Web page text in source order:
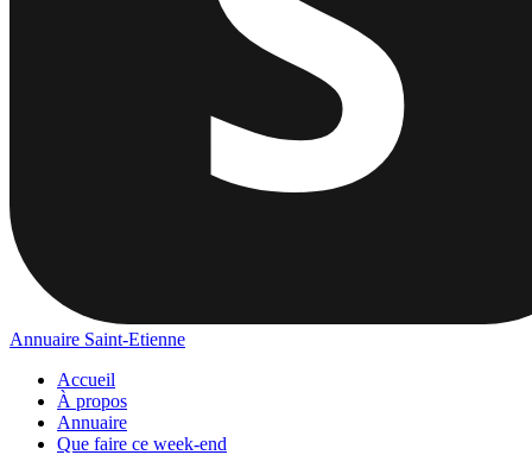
Annuaire Saint-Etienne
Accueil
À propos
Annuaire
Que faire ce week-end